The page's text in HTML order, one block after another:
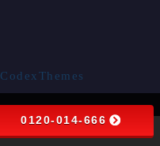
CodexThemes
0120-014-666